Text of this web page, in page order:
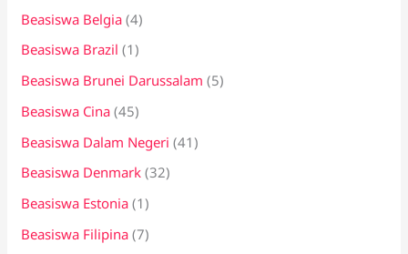
Beasiswa Belgia (4)
Beasiswa Brazil (1)
Beasiswa Brunei Darussalam (5)
Beasiswa Cina (45)
Beasiswa Dalam Negeri (41)
Beasiswa Denmark (32)
Beasiswa Estonia (1)
Beasiswa Filipina (7)